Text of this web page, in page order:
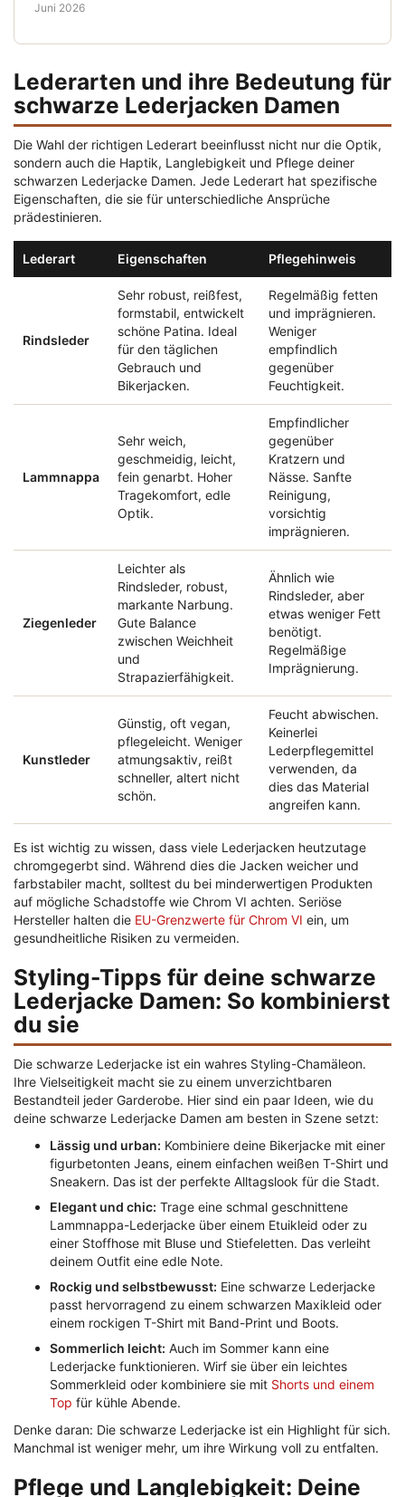
Juni 2026
Lederarten und ihre Bedeutung für
schwarze Lederjacken Damen
Die Wahl der richtigen Lederart beeinflusst nicht nur die Optik,
sondern auch die Haptik, Langlebigkeit und Pflege deiner
schwarzen Lederjacke Damen. Jede Lederart hat spezifische
Eigenschaften, die sie für unterschiedliche Ansprüche
prädestinieren.
Lederart Eigenschaften Pflegehinweis
Rindsleder
Sehr robust, reißfest,
formstabil, entwickelt
schöne Patina. Ideal
für den täglichen
Gebrauch und
Bikerjacken.
Regelmäßig fetten
und imprägnieren.
Weniger
empfindlich
gegenüber
Feuchtigkeit.
Lammnappa
Sehr weich,
geschmeidig, leicht,
fein genarbt. Hoher
Tragekomfort, edle
Optik.
Empfindlicher
gegenüber
Kratzern und
Nässe. Sanfte
Reinigung,
vorsichtig
imprägnieren.
Ziegenleder
Leichter als
Rindsleder, robust,
markante Narbung.
Gute Balance
zwischen Weichheit
und
Strapazierfähigkeit.
Ähnlich wie
Rindsleder, aber
etwas weniger Fett
benötigt.
Regelmäßige
Imprägnierung.
Kunstleder
Günstig, oft vegan,
pflegeleicht. Weniger
atmungsaktiv, reißt
schneller, altert nicht
schön.
Feucht abwischen.
Keinerlei
Lederpflegemittel
verwenden, da
dies das Material
angreifen kann.
Es ist wichtig zu wissen, dass viele Lederjacken heutzutage
chromgegerbt sind. Während dies die Jacken weicher und
farbstabiler macht, solltest du bei minderwertigen Produkten
auf mögliche Schadstoffe wie Chrom VI achten. Seriöse
Hersteller halten die EU-Grenzwerte für Chrom VI ein, um
gesundheitliche Risiken zu vermeiden.
Styling-Tipps für deine schwarze
Lederjacke Damen: So kombinierst
du sie
Die schwarze Lederjacke ist ein wahres Styling-Chamäleon.
Ihre Vielseitigkeit macht sie zu einem unverzichtbaren
Bestandteil jeder Garderobe. Hier sind ein paar Ideen, wie du
deine schwarze Lederjacke Damen am besten in Szene setzt:
Lässig und urban: Kombiniere deine Bikerjacke mit einer
figurbetonten Jeans, einem einfachen weißen T-Shirt und
Sneakern. Das ist der perfekte Alltagslook für die Stadt.
Elegant und chic: Trage eine schmal geschnittene
Lammnappa-Lederjacke über einem Etuikleid oder zu
einer Stoffhose mit Bluse und Stiefeletten. Das verleiht
deinem Outfit eine edle Note.
Rockig und selbstbewusst: Eine schwarze Lederjacke
passt hervorragend zu einem schwarzen Maxikleid oder
einem rockigen T-Shirt mit Band-Print und Boots.
Sommerlich leicht: Auch im Sommer kann eine
Lederjacke funktionieren. Wirf sie über ein leichtes
Sommerkleid oder kombiniere sie mit Shorts und einem
Top für kühle Abende.
Denke daran: Die schwarze Lederjacke ist ein Highlight für sich.
Manchmal ist weniger mehr, um ihre Wirkung voll zu entfalten.
Pflege und Langlebigkeit: Deine